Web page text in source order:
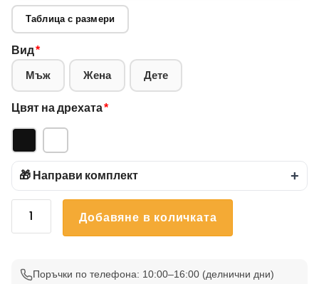
Таблица с размери
Вид*
Мъж Жена Дете
Цвят на дрехата*
🎁 Направи комплект +
количество
55
Добавяне в количката
Поръчки по телефона: 10:00–16:00 (делнични дни)